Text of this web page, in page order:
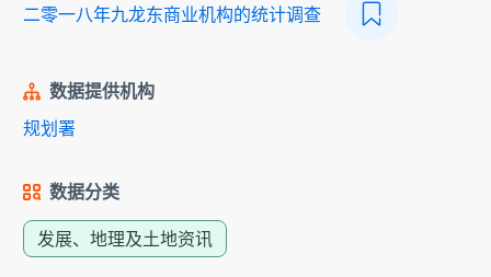
二零一八年九龙东商业机构的统计调查
数据提供机构
规划署
数据分类
发展、地理及土地资讯